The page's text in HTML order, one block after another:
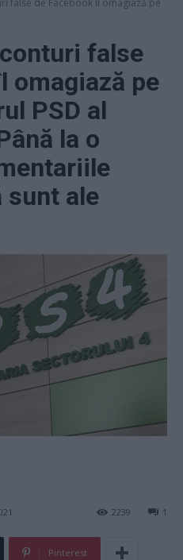
false
omagiază pe
PSD al
la o
sunt ale
1
2239
Pinterest